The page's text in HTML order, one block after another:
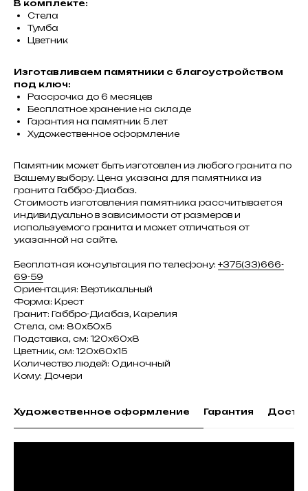
В комплекте:
Стела
Тумба
Цветник
Изготавливаем памятники с благоустройством
под ключ:
Рассрочка до 6 месяцев
Бесплатное хранение на складе
Гарантия на памятник 5 лет
Художественное оформление
Памятник может быть изготовлен из любого гранита по
Вашему выбору. Цена указана для памятника из
гранита Габбро-Диабаз.
Стоимость изготовления памятника рассчитывается
индивидуально в зависимости от размеров и
используемого гранита и может отличаться от
указанной на сайте.
Бесплатная консультация по телефону: +375(33)666-
69-59
Ориентация: Вертикальный
Форма: Крест
Гранит: Габбро-Диабаз, Карелия
Стела, см: 80х50х5
Подставка, см: 120х60х8
Цветник, см: 120х60х15
Количество людей: Одиночный
Кому: Дочери
Художественное оформление Гарантия